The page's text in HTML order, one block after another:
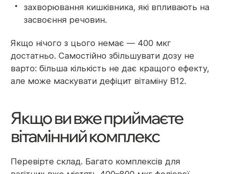
захворювання кишківника, які впливають на
засвоєння речовин.
Якщо нічого з цього немає — 400 мкг
достатньо. Самостійно збільшувати дозу не
варто: більша кількість не дає кращого ефекту,
але може маскувати дефіцит вітаміну B12.
Якщо ви вже приймаєте
вітамінний комплекс
Перевірте склад. Багато комплексів для